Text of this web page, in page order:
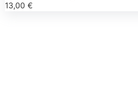
13,00 €